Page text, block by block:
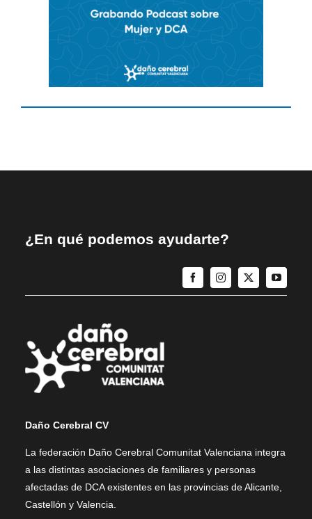
¿En qué podemos ayudarte?
Daño Cerebral CV
La federación Daño Cerebral Comunitat Valenciana integra
a las distintas asociaciones de familiares y personas
afectadas de DCA existentes en las provincias de Alicante,
Castellón y Valencia.